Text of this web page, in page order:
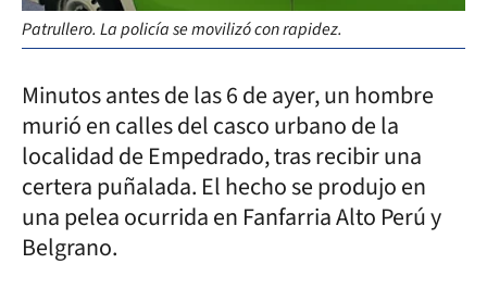
Patrullero. La policía se movilizó con rapidez.
Minutos antes de las 6 de ayer, un hombre
murió en calles del casco urbano de la
localidad de Empedrado, tras recibir una
certera puñalada. El hecho se produjo en
una pelea ocurrida en Fanfarria Alto Perú y
Belgrano.